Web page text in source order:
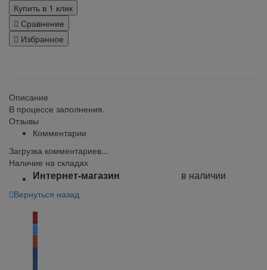
Купить в 1 клик
Сравнение
Избранное
Описание
В процессе заполнения.
Отзывы
Комментарии
Загрузка комментариев...
Наличие на складах
Интернет-магазин в наличии
Вернуться назад